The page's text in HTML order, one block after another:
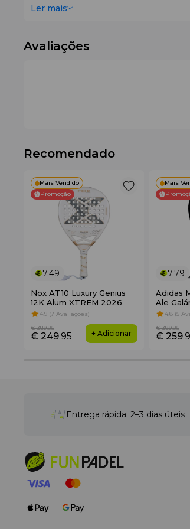
Ler mais
Avaliações
Recomendado
Mais Vendido
Promoção
7.49
Nox AT10 Luxury Genius
12K Alum XTREM 2026
4.9 (7 Avaliações)
€ 249.95
€ 389.95
+ Adicionar
Mais
7.79
Adidas
Ale
4.8 (5
€ 259
€ 389.95
Entrega rápida: 2–3 dias úteis